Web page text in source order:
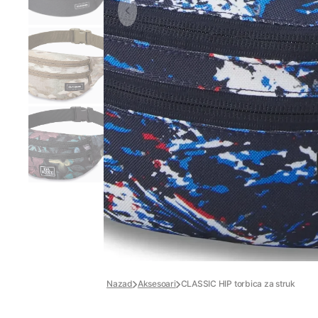
Nazad Aksesoari CLASSIC HIP torbica za struk